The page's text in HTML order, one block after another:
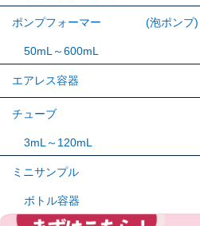
ポンプフォーマー (泡ポンプ)
50mL～600mL
エアレス容器
チューブ
3mL～120mL
ミニサンプル
ボトル容器